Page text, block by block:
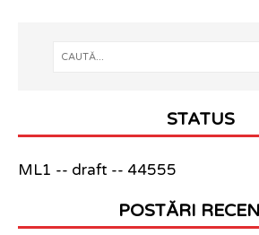
STATUS
ML1 -- draft -- 44555
POSTĂRI